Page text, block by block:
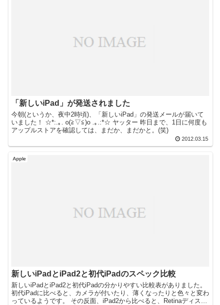
「新しいiPad」が発送されました
今朝(というか、夜中2時頃)、「新しいiPad」の発送メールが届いて
いました！ ☆*:.｡. o(≧▽≦)o .｡.:*☆ ヤッター 昨日まで、1日に何度も
アップルストアを確認しては、まだか、まだかと。(笑)
2012.03.15
Apple
新しいiPadとiPad2と初代iPadのスペック比較
新しいiPadとiPad2と初代iPadの分かりやすい比較表がありました。
初代iPadに比べると、カメラが付いたり、薄くなったりと色々と変わ
っているようです。 その反面、iPad2から比べると、Retinaディスプ